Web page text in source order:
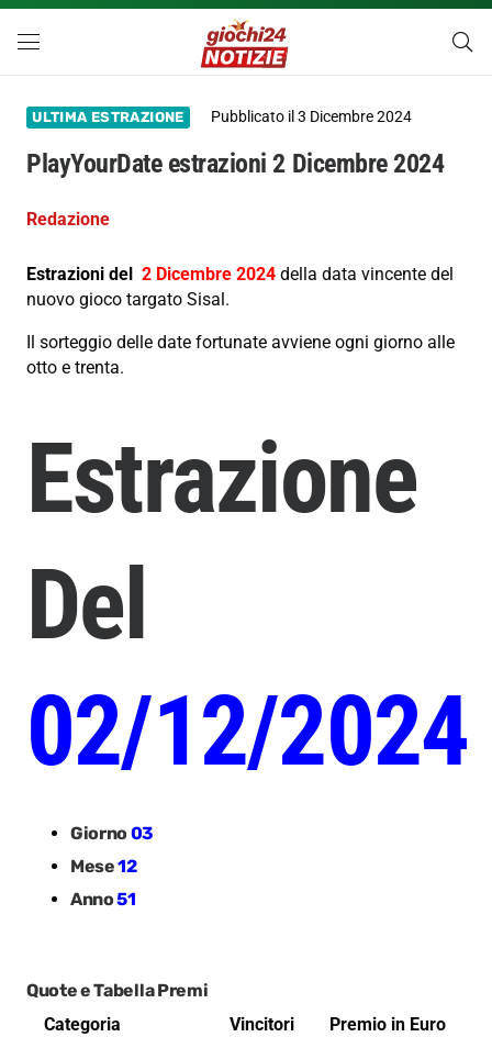
ULTIMA ESTRAZIONE Pubblicato il3 Dicembre 2024
PlayYourDate estrazioni 2 Dicembre 2024
Redazione
Estrazioni del 2 Dicembre 2024 della data vincente del
nuovo gioco targato Sisal.
Il sorteggio delle date fortunate avviene ogni giorno alle
otto e trenta.
Estrazione
Del
02/12/2024
Giorno03
Mese12
Anno51
Quote e Tabella Premi
Categoria
Vincitori Premio in Euro